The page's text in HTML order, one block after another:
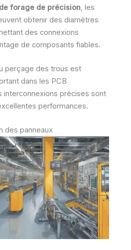
forage de précision, les
obtenir des diamètres
des connexions
de composants fiables.
perçage des trous est
dans les PCB
interconnexions précises sont
performances.
des panneaux